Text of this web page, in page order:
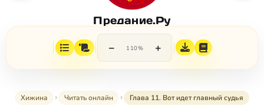
Предание.Ру
− 110% +
Хижина Читать онлайн Глава 11. Вот идет главный судья